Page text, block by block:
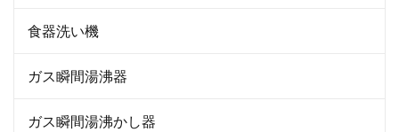
食器洗い機
ガス瞬間湯沸器
ガス瞬間湯沸かし器